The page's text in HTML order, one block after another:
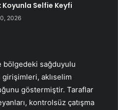
Koyunla Selfie Keyfi
2026
bölgedeki sağduyulu
girişimleri, aklıselim
göstermiştir. Taraflar
kontrolsüz çatışma